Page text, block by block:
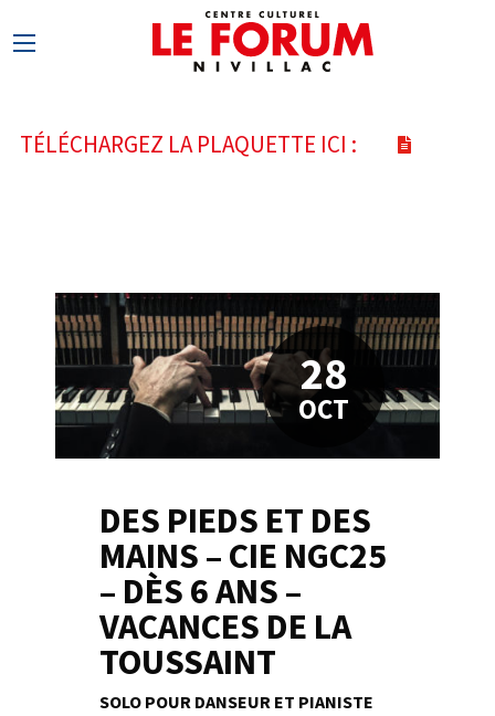
TÉLÉCHARGEZ LA PLAQUETTE ICI :
28
OCT
DES PIEDS ET DES
MAINS – CIE NGC25
– DÈS 6 ANS –
VACANCES DE LA
TOUSSAINT
SOLO POUR DANSEUR ET PIANISTE